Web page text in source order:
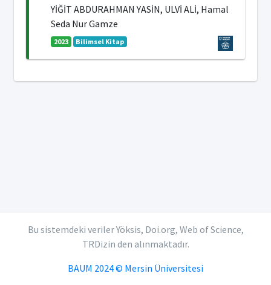
YİĞİT ABDURAHMAN YASİN, ULVİ ALİ, Hamal
Seda Nur Gamze
2023 Bilimsel Kitap
Bu sistemdeki veriler Yöksis, Doi.org, Web of Science,
TRDizin den alınmaktadır.
BAUM 2024 © Mersin Üniversitesi